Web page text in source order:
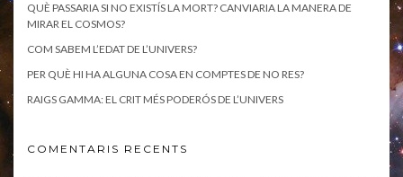
QUÈ PASSARIA SI NO EXISTÍS LA MORT? CANVIARIA LA MANERA DE
MIRAR EL COSMOS?
COM SABEM L’EDAT DE L’UNIVERS?
PER QUÈ HI HA ALGUNA COSA EN COMPTES DE NO RES?
RAIGS GAMMA: EL CRIT MÉS PODERÓS DE L’UNIVERS
COMENTARIS RECENTS